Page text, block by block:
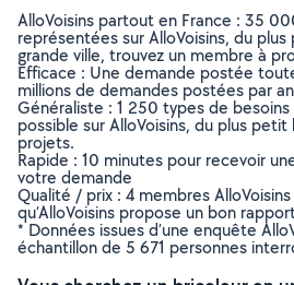
AlloVoisins partout en France : 35
représentées sur AlloVoisins, du
grande ville, trouvez un membre à
Efficace : Une demande postée
millions de demandes postées par an
Généraliste : 1 250 types de
possible sur AlloVoisins, du plus petit
projets.
Rapide : 10 minutes pour recevoir
votre demande
Qualité / prix : 4 membres
qu’AlloVoisins propose un bon
* Données issues d’une enquête
échantillon de 5 671 personnes